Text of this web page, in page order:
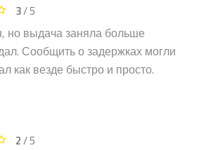
3/ 5
но выдача заняла больше
Сообщить о задержках могли
как везде быстро и просто.
2/ 5